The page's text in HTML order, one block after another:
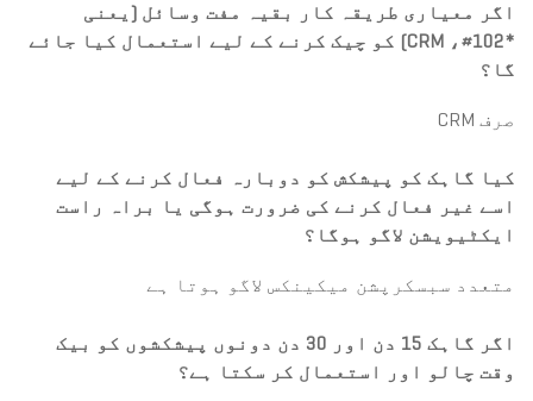
اگر معیاری طریقہ کار بقیہ مفت وسائل (یعنی
*102#، CRM) کو چیک کرنے کے لیے استعمال کیا جائے
گا؟
صرف CRM
کیا گاہک کو پیشکش کو دوبارہ فعال کرنے کے لیے
اسے غیر فعال کرنے کی ضرورت ہوگی یا براہ راست
ایکٹیویشن لاگو ہوگا؟
متعدد سبسکرپشن میکینکس لاگو ہوتا ہے
اگر گاہک 15 دن اور 30 ​​دن دونوں پیشکشوں کو بیک
وقت چالو اور استعمال کر سکتا ہے؟